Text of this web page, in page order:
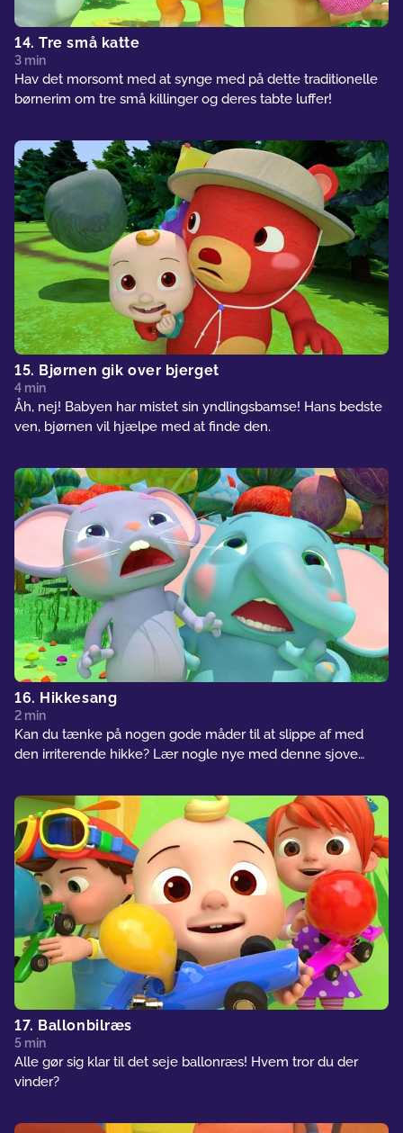
14. Tre små katte
3 min
Hav det morsomt med at synge med på dette traditionelle
børnerim om tre små killinger og deres tabte luffer!
15. Bjørnen gik over bjerget
4 min
Åh, nej! Babyen har mistet sin yndlingsbamse! Hans bedste
ven, bjørnen vil hjælpe med at finde den.
16. Hikkesang
2 min
Kan du tænke på nogen gode måder til at slippe af med
den irriterende hikke? Lær nogle nye med denne sjove
17. Ballonbilræs
5 min
Alle gør sig klar til det seje ballonræs! Hvem tror du der
vinder?